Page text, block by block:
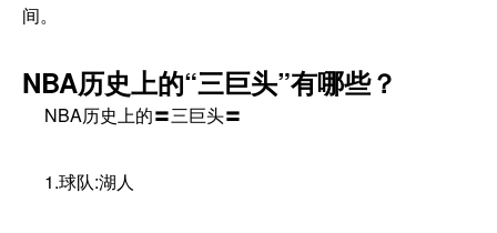
间。
NBA历史上的“三巨头”有哪些？
NBA历史上的〓三巨头〓
1.球队:湖人